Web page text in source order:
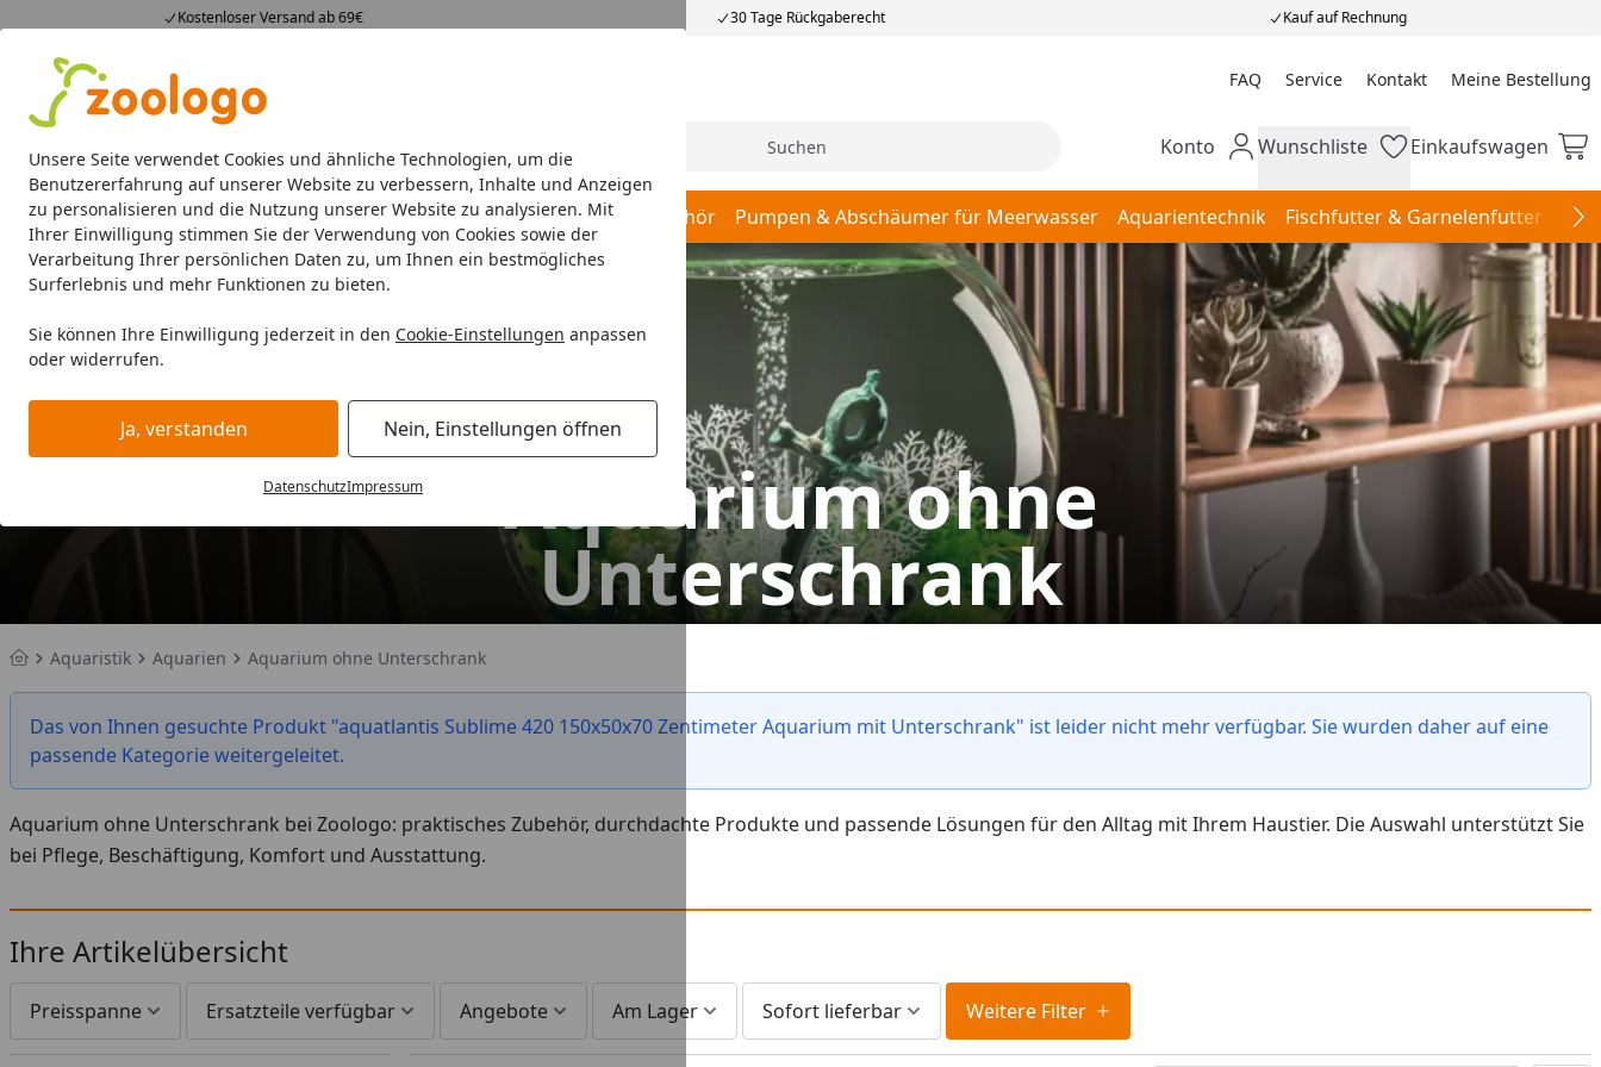
Unsere Seite verwendet Cookies und ähnliche Technologien, um die
Benutzererfahrung auf unserer Website zu verbessern, Inhalte und Anzeigen
zu personalisieren und die Nutzung unserer Website zu analysieren. Mit
Ihrer Einwilligung stimmen Sie der Verwendung von Cookies sowie der
Verarbeitung Ihrer persönlichen Daten zu, um Ihnen ein bestmögliches
Surferlebnis und mehr Funktionen zu bieten.
Sie können Ihre Einwilligung jederzeit in den Cookie-Einstellungen anpassen
oder widerrufen.
Ja, verstanden Nein, Einstellungen öffnen
DatenschutzImpressum
Kostenloser Versand ab 69€ 30 Tage Rückgaberecht Kauf auf Rechnung
4,74
23.588 Bewertungen FAQ Service Kontakt Meine Bestellung
Meine Bestellung
Alle Produkte
Alle Produkte Angebote Neuheiten Sommerhits Suche Mein Konto
Konto Wunschliste
Wunschliste Einkaufswagen
Einkaufswagen
Aquaristik Aquarien Beleuchtung Aquarienfilter, Pumpen & Zubehör Pumpen & Abschäumer für Meerwasser Aquarientechnik Fischfutter & Garnelenfutter
Aquarium ohne
Unterschrank
Aquaristik Aquarien Aquarium ohne Unterschrank
Das von Ihnen gesuchte Produkt "aquatlantis Sublime 420 150x50x70 Zentimeter Aquarium mit Unterschrank" ist leider nicht mehr verfügbar. Sie wurden daher auf eine
passende Kategorie weitergeleitet.
Aquarium ohne Unterschrank bei Zoologo: praktisches Zubehör, durchdachte Produkte und passende Lösungen für den Alltag mit Ihrem Haustier. Die Auswahl unterstützt Sie
bei Pflege, Beschäftigung, Komfort und Ausstattung.
Ihre Artikelübersicht
Preisspanne Ersatzteile verfügbar Angebote Am Lager Sofort lieferbar Weitere Filter